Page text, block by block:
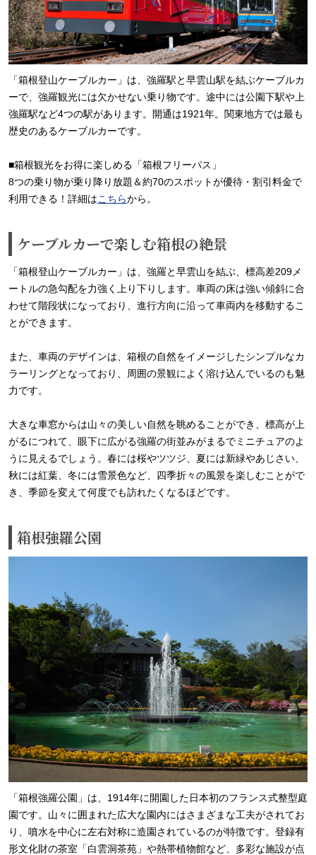
「箱根登山ケーブルカー」は、強羅駅と早雲山駅を結ぶケーブルカ
ーで、強羅観光には欠かせない乗り物です。途中には公園下駅や上
強羅駅など4つの駅があります。開通は1921年。関東地方では最も
歴史のあるケーブルカーです。
■箱根観光をお得に楽しめる「箱根フリーパス」
8つの乗り物が乗り降り放題＆約70のスポットが優待・割引料金で
利用できる！詳細はこちらから。
ケーブルカーで楽しむ箱根の絶景
「箱根登山ケーブルカー」は、強羅と早雲山を結ぶ、標高差209メ
ートルの急勾配を力強く上り下りします。車両の床は強い傾斜に合
わせて階段状になっており、進行方向に沿って車両内を移動するこ
とができます。
また、車両のデザインは、箱根の自然をイメージしたシンプルなカ
ラーリングとなっており、周囲の景観によく溶け込んでいるのも魅
力です。
大きな車窓からは山々の美しい自然を眺めることができ、標高が上
がるにつれて、眼下に広がる強羅の街並みがまるでミニチュアのよ
うに見えるでしょう。春には桜やツツジ、夏には新緑やあじさい、
秋には紅葉、冬には雪景色など、四季折々の風景を楽しむことがで
き、季節を変えて何度でも訪れたくなるほどです。
箱根強羅公園
「箱根強羅公園」は、1914年に開園した日本初のフランス式整型庭
園です。山々に囲まれた広大な園内にはさまざまな工夫がされてお
り、噴水を中心に左右対称に造園されているのが特徴です。登録有
形文化財の茶室「白雲洞茶苑」や熱帯植物館など、多彩な施設が点